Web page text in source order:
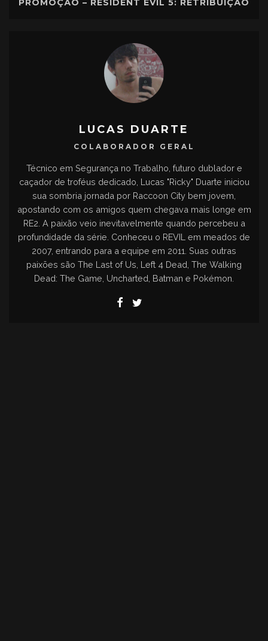
PROMOÇÃO – RESIDENT EVIL 5: RETRIBUIÇÃO
LUCAS DUARTE
COLABORADOR GERAL
Técnico em Segurança no Trabalho, futuro dublador e
caçador de troféus dedicado, Lucas "Ricky" Duarte iniciou
sua sombria jornada por Raccoon City bem jovem,
apostando com os amigos quem chegava mais longe em
RE2. A paixão veio inevitavelmente quando percebeu a
profundidade da série. Conheceu o REVIL em meados de
2007, entrando para a equipe em 2011. Suas outras
paixões são The Last of Us, Left 4 Dead, The Walking
Dead: The Game, Uncharted, Batman e Pokémon.